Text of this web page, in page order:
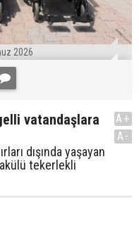
2026
vatandaşlara
dışında yaşayan
tekerlekli
A+
A-